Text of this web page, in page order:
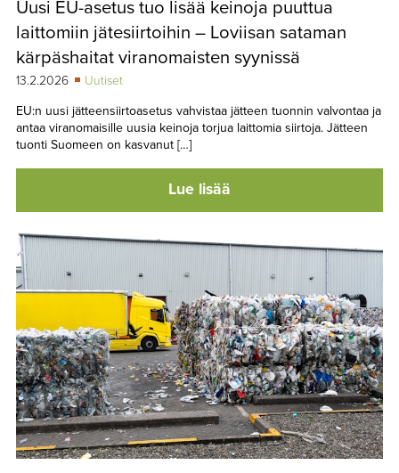
TAPAHTUMAT
YHTEYSTIEDOT
Uusi EU-asetus tuo lisää keinoja puuttua
laittomiin jätesiirtoihin – Loviisan sataman
kärpäshaitat viranomaisten syynissä
13.2.2026
Uutiset
EU:n uusi jätteensiirtoasetus vahvistaa jätteen tuonnin valvontaa ja
antaa viranomaisille uusia keinoja torjua laittomia siirtoja. Jätteen
tuonti Suomeen on kasvanut […]
Lue lisää